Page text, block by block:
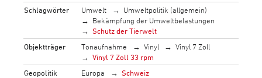
Schlagwörter
Umwelt
Umweltpolitik (allgemein)
Bekämpfung der Umweltbelastungen
Schutz der Tierwelt
Objektträger
Tonaufnahme Vinyl
Vinyl 7 Zoll
Vinyl 7 Zoll 33 rpm
Geopolitik
Europa
Schweiz